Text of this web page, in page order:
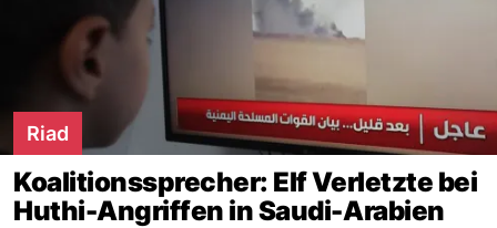
Riad
Koalitionssprecher: Elf Verletzte bei
Huthi-Angriffen in Saudi-Arabien